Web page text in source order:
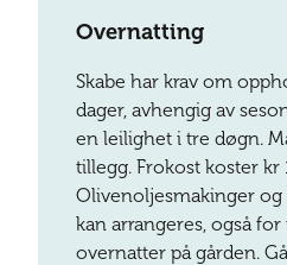
Overnatting
Skabe har krav om
dager, avhengig av
en leilighet i tre døgn.
tillegg. Frokost koster kr
Olivenoljesmakinger
kan arrangeres, også
overnatter på gården.